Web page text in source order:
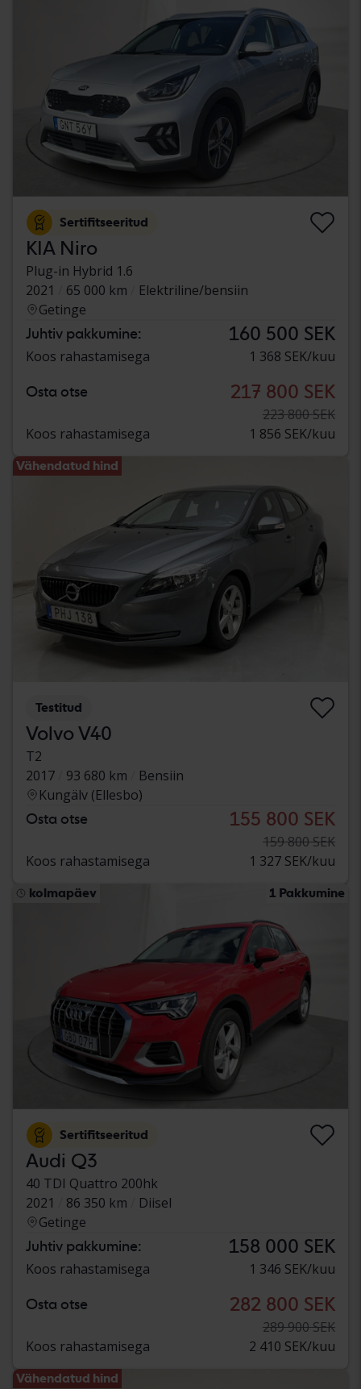
Sertifitseeritud
KIA Niro
Plug-in Hybrid 1.6
2021
65 000 km
Elektriline/bensiin
Getinge
Juhtiv pakkumine: 160 500 SEK
Koos rahastamisega 1 368 SEK/kuu
Osta otse 217 800 SEK
223 800 SEK
Koos rahastamisega
1 856 SEK/kuu
Vähendatud hind
Testitud
Volvo V40
T2
2017
93 680 km
Bensiin
Kungälv (Ellesbo)
Osta otse 155 800 SEK
159 800 SEK
Koos rahastamisega
1 327 SEK/kuu
kolmapäev 1 Pakkumine
Sertifitseeritud
Audi Q3
40 TDI Quattro 200hk
2021
86 350 km
Diisel
Getinge
Juhtiv pakkumine: 158 000 SEK
Koos rahastamisega 1 346 SEK/kuu
Osta otse 282 800 SEK
289 900 SEK
Koos rahastamisega
2 410 SEK/kuu
Vähendatud hind